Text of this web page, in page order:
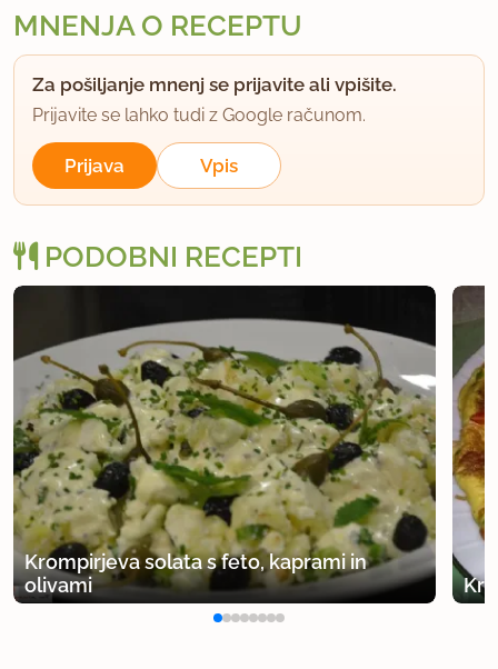
MNENJA O RECEPTU
Za pošiljanje mnenj se prijavite ali vpišite.
Prijavite se lahko tudi z Google računom.
Prijava Vpis
PODOBNI RECEPTI
Krompirjeva solata s feto, kaprami in
olivami